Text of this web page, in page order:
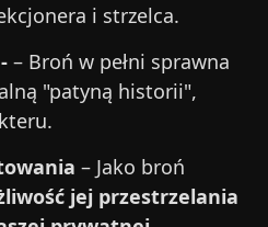
i strzelca.
– Broń w pełni sprawna
"patyną historii",
– Jako broń
jej przestrzelania